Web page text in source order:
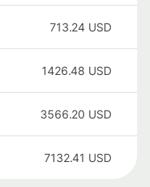
713.24 USD
1426.48 USD
3566.20 USD
7132.41 USD